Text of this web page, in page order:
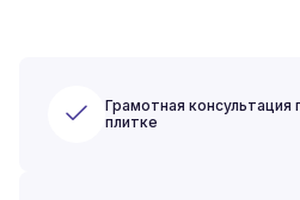
Грамотная консультация
плитке